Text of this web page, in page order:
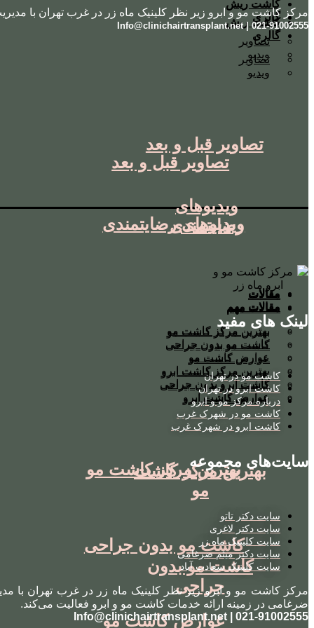
کاشت ریش
گالری
تصاویر
ویدیو
تصاویر قبل و بعد
ویدیوهای
رضایتمندی
مقالات
مقالات مهم
بهترین مرکز کاشت مو
کاشت مو بدون جراحی
عوارض کاشت مو
بهترین مرکز کاشت ابرو
کاشت ابرو بدون جراحی
عوارض کاشت ابرو
بهترین مرکز کاشت
مو
کاشت مو بدون
جراحی
کاشت ریش
گالری
تصاویر
ویدیو
تصاویر قبل و بعد
ویدیوهای رضایتمندی
مقالات
مقالات مهم
بهترین مرکز کاشت مو
کاشت مو بدون جراحی
عوارض کاشت مو
بهترین مرکز کاشت ابرو
کاشت ابرو بدون جراحی
عوارض کاشت ابرو
بهترین مرکز کاشت مو
کاشت مو بدون جراحی
عوارض کاشت مو
مرکز کاشت مو و ابرو زیر نظر کلینیک ماه زر در غرب تهران با
021-91002555 | Info@clinichairtransplant.net
لینک های مفید
کاشت مو در تهران
کاشت ابرو در تهران
درباره مرکز مو و ابرو
کاشت مو در شهرک غرب
کاشت ابرو در شهرک غرب
سایت‌های مجموعه
سایت دکتر تاتو
سایت دکتر لاغری
سایت کلینیک ماه زر
سایت دکتر میثم ضرغامی
سایت کلینیک سعادت آباد
مرکز کاشت مو و ابرو زیر نظر کلینیک ماه زر در غرب تهران با
ضرغامی در زمینه ارائه خدمات کاشت مو و ابرو فعالیت می‌کند.
021-91002555 | Info@clinichairtransplant.net